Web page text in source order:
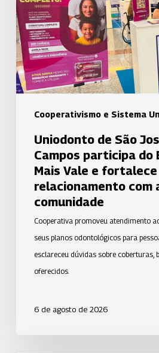
Cooperativismo e Sistema
dos
Campos
participa
do
Emprega
Mais
Vale
fortalece
relacionamento
com
Uniodonto de São
Campos participa do
Mais Vale e fortalece
relacionamento com
comunidade
Cooperativa promoveu atendimento
seus planos odontológicos para
esclareceu dúvidas sobre coberturas,
oferecidos.
6 de agosto de 2026